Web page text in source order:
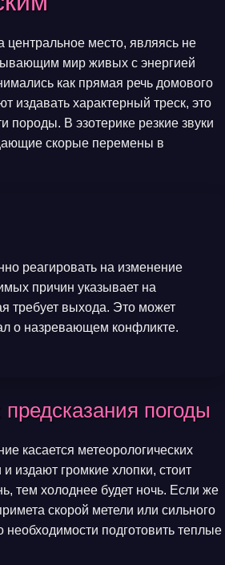
центральное место, являясь не
мир живых с энергией
как прямая речь домового
издавать характерный треск, это
породы. В эзотерике резкие звуки
скорые перемены в
реагировать на изменение
причин указывает на
требует выхода. Это может
о назревающем конфликте.
погоды
касается метеорологических
издают громкие хлопки, стоит
тем холоднее будет ночь. Если же
скорой метели или сильного
подготовить теплые